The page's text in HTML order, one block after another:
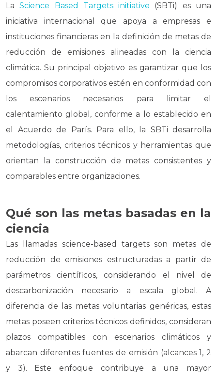
LaScience Based Targets initiative (SBTi) es una
iniciativa internacional que apoya a empresas e
instituciones financieras en la definición de metas de
reducción de emisiones alineadas con la ciencia
climática. Su principal objetivo es garantizar que los
compromisos corporativos estén en conformidad con
los escenarios necesarios para limitar el
calentamiento global, conforme a lo establecido en
el Acuerdo de París. Para ello, la SBTi desarrolla
metodologías, criterios técnicos y herramientas que
orientan la construcción de metas consistentes y
comparables entre organizaciones.
Qué son las metas basadas en la
ciencia
Las llamadas science-based targetsson metas de
reducción de emisiones estructuradas a partir de
parámetros científicos, considerando el nivel de
descarbonización necesario a escala global. A
diferencia de las metas voluntarias genéricas, estas
metas poseen criterios técnicos definidos, consideran
plazos compatibles con escenarios climáticos y
abarcan diferentes fuentes de emisión (alcances 1, 2
y 3). Este enfoque contribuye a una mayor